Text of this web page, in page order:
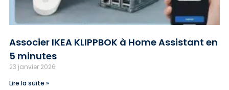
Associer IKEA KLIPPBOK à Home Assistant en
5 minutes
23 janvier 2026
Lire la suite »